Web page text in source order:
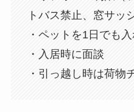
トバス禁止、窓サッ
・ペットを1日でも
・入居時に面談
・引っ越し時は荷物